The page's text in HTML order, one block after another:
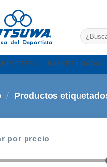
Buscar
por:
BASKET
/ Productos
por precio